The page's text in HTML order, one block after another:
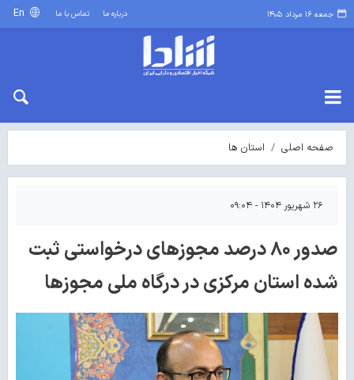
جمعه ۱۶ مرداد ۱۴۰۵ درباره ما تماس با ما
صفحه اصلی استان ها
۲۶ شهریور ۱۴۰۴ - ۰۹:۰۴
صدور ۸۰ درصد مجوزهای درخواستی ثبت
شده استان مرکزی در درگاه ملی مجوزها